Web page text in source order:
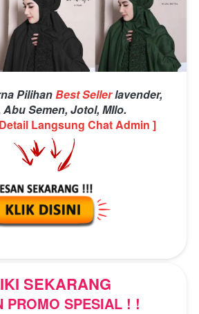
Pilihan Best Sellerlavender,
Semen, Jotol, MIlo.
Langsung Chat Admin ]
SEKARANG
PROMO SPESIAL ! !